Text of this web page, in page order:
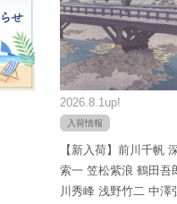
2026.8.1up!
入荷情報
【新入荷】前川千帆
索一 笠松紫浪 鶴田吾
川秀峰 浅野竹二 中澤